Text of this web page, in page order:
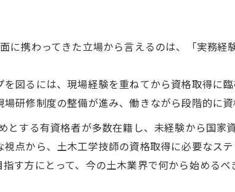
に携わってきた立場から言えるのは、「実務
図るには、現場経験を重ねてから資格取得に
研修制度の整備が進み、働きながら段階的に資
とする有資格者が多数在籍し、未経験から国
点から、土木工学技師の資格取得に必要なス
す方にとって、今の土木業界で何から始めるべ